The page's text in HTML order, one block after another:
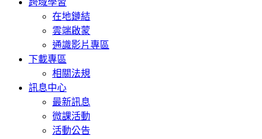
跨域學習
在地鏈結
雲端啟蒙
通識影片專區
下載專區
相關法規
訊息中心
最新訊息
微課活動
活動公告